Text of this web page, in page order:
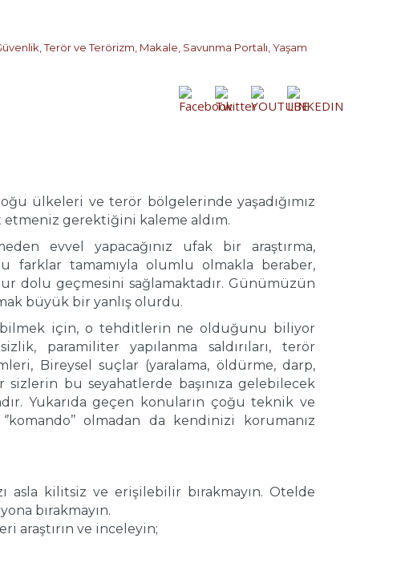
Terör ve Terörizm, Makale, Savunma Portalı,Yaşam
ülkeleri ve terör bölgelerinde yaşadığımız
etmeniz gerektiğini kaleme aldım.
evvel yapacağınız ufak bir araştırma,
farklar tamamıyla olumlu olmakla beraber,
dolu geçmesini sağlamaktadır. Günümüzün
büyük bir yanlış olurdu.
için, o tehditlerin ne olduğunu biliyor
paramiliter yapılanma saldırıları, terör
Bireysel suçlar (yaralama, öldürme, darp,
bu seyahatlerde başınıza gelebilecek
Yukarıda geçen konuların çoğu teknik ve
olmadan da kendinizi korumanız
asla kilitsiz ve erişilebilir bırakmayın. Otelde
bırakmayın.
araştırın ve inceleyin;